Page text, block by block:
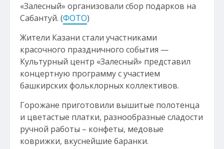
«Залесный» организовали сбор подарков на
Сабантуй. (ФОТО)
Жители Казани стали участниками
красочного праздничного события —
Культурный центр «Залесный» представил
концертную программу с участием
башкирских фольклорных коллективов.
Горожане приготовили вышитые полотенца
и цветастые платки, разнообразные сладости
ручной работы – конфеты, медовые
коврижки, вкуснейшие баранки.